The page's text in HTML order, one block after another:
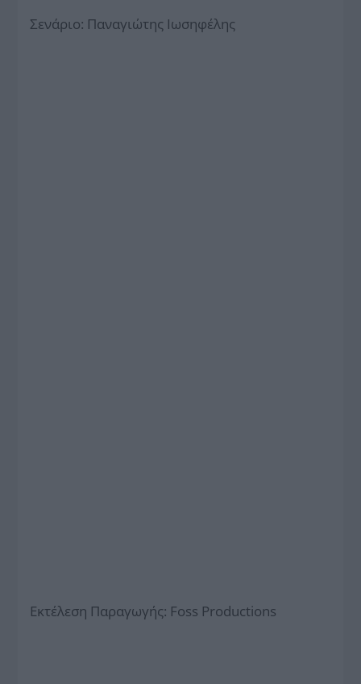
Σενάριο: Παναγιώτης Ιωσηφέλης
Εκτέλεση Παραγωγής: Foss Productions